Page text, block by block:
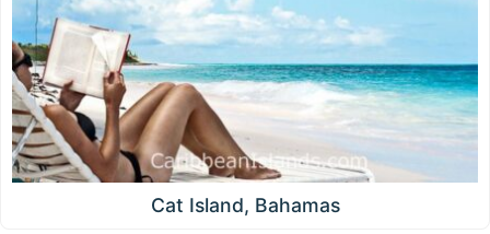
Cat Island, Bahamas